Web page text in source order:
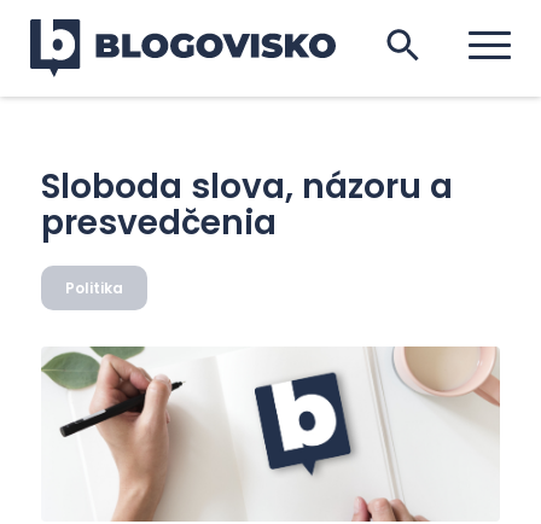
Sloboda slova, názoru a
presvedčenia
Politika